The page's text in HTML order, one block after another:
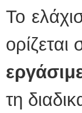
Το
ορίζεται
τη